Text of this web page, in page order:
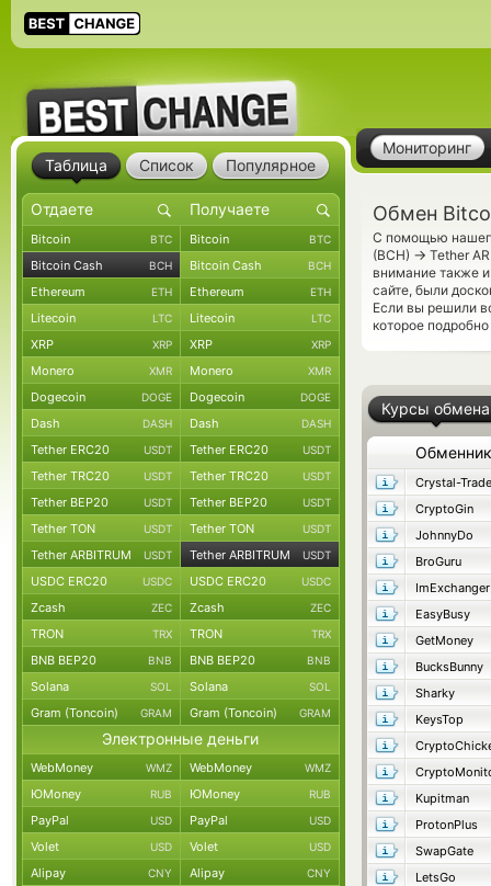
Мониторинг
Обмен
С помощью
(BCH) → Tether
внимание также
сайте, были
Если вы решили
которое
Курсы обмена
Обменник
Crystal-Trade
CryptoGin
JohnnyDo
BroGuru
ImExchanger
EasyBusy
GetMoney
BucksBunny
Sharky
KeysTop
Kupitman
ProtonPlus
SwapGate
LetsGo
Таблица Список Популярное
Bitcoin BTC Bitcoin BTC
Bitcoin Cash BCH Bitcoin Cash BCH
Ethereum ETH Ethereum ETH
Litecoin LTC Litecoin LTC
XRP XRP XRP XRP
Monero XMR Monero XMR
Dogecoin DOGE Dogecoin DOGE
Dash DASH Dash DASH
Tether ERC20 USDT Tether ERC20 USDT
Tether TRC20 USDT Tether TRC20 USDT
Tether BEP20 USDT Tether BEP20 USDT
Tether TON USDT Tether TON USDT
Tether ARBITRUM USDT Tether ARBITRUM USDT
USDC ERC20 USDC USDC ERC20 USDC
Zcash ZEC Zcash ZEC
TRON TRX TRON TRX
BNB BEP20 BNB BNB BEP20 BNB
Solana SOL Solana SOL
Gram (Toncoin) GRAM Gram (Toncoin) GRAM
Электронные деньги
WebMoney WMZ WebMoney WMZ
ЮMoney RUB ЮMoney RUB
PayPal USD PayPal USD
Volet USD Volet USD
Alipay CNY Alipay CNY